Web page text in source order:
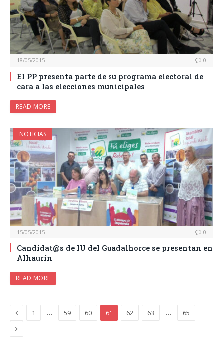
18/05/2015 0
El PP presenta parte de su programa electoral de
cara a las elecciones municipales
READ MORE
NOTICIAS
15/05/2015 0
Candidat@s de IU del Guadalhorce se presentan en
Alhaurín
READ MORE
Previous
1 … 59 60 61 62 63 … 65
Next